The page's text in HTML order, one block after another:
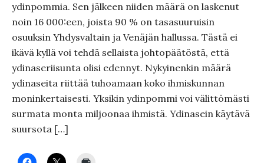
ydinpommia. Sen jälkeen niiden määrä on laskenut
noin 16 000:een, joista 90 % on tasasuuruisin
osuuksin Yhdysvaltain ja Venäjän hallussa. Tästä ei
ikävä kyllä voi tehdä sellaista johtopäätöstä, että
ydinaseriisunta olisi edennyt. Nykyinenkin määrä
ydinaseita riittää tuhoamaan koko ihmiskunnan
moninkertaisesti. Yksikin ydinpommi voi välittömästi
surmata monta miljoonaa ihmistä. Ydinasein käytävä
suursota […]